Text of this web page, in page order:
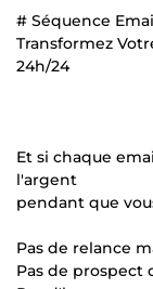
# Séquence
Transformez
24h/24
Et si chaque
l'argent
pendant que
Pas de relance
Pas de prospect